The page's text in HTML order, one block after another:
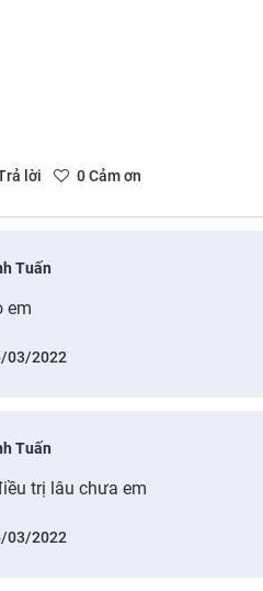
lời 0Cảm ơn
Tuấn
em
03/2022
Tuấn
trị lâu chưa em
03/2022